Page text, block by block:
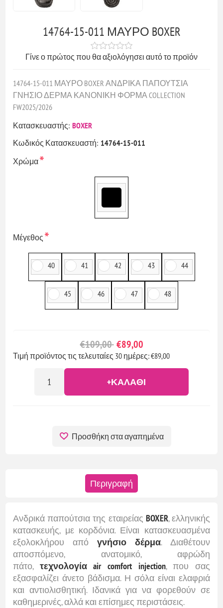
14764-15-011 ΜΑΥΡΟ BOXER
Γίνε ο πρώτος που θα αξιολόγησει αυτό το προϊόν
14764-15-011 ΜΑΥΡΟ BOXER ΑΝΔΡΙΚΑ ΠΑΠΟΥΤΣΙΑ
ΓΝΗΣΙΟ ΔΕΡΜΑ ΚΑΝΟΝΙΚΗ ΦΟΡΜΑ COLLECTION
FW2025/2026
Κατασκευαστής: BOXER
Κωδικός Κατασκευαστή: 14764-15-011
Χρώμα*
Μέγεθος*
40 41 42 43 44
45 46 47 48
€109,00 €89,00
Τιμή προϊόντος τις τελευταίες 30 ημέρες: €89,00
+ΚΑΛΆΘΙ
Προσθήκη στα αγαπημένα
Περιγραφή
Ανδρικά παπούτσια της εταιρείας BOXER, ελληνικής
κατασκευής, με κορδόνια. Είναι κατασκευασμένα
εξολοκλήρου από γνήσιο δέρμα. Διαθέτουν
αποσπόμενο, ανατομικό, αφρώδη
πάτο, τεχνολογία air comfort injection, που σας
εξασφαλίζει άνετο βάδισμα. Η σόλα είναι ελαφριά
και αντιολισθητική. Ιδανικά για να φορεθούν σε
καθημερινές, αλλά και επίσημες περιστάσεις.